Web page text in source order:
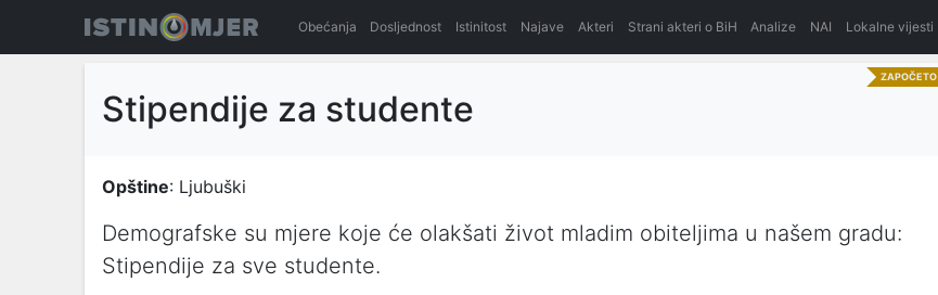
Obećanja Dosljednost Istinitost Najave Akteri Strani akteri o BiH Analize NAI Lokalne vijesti
ZAPOČETO
Stipendije za studente
Opštine: Ljubuški
Demografske su mjere koje će olakšati život mladim obiteljima u našem gradu:
Stipendije za sve studente.